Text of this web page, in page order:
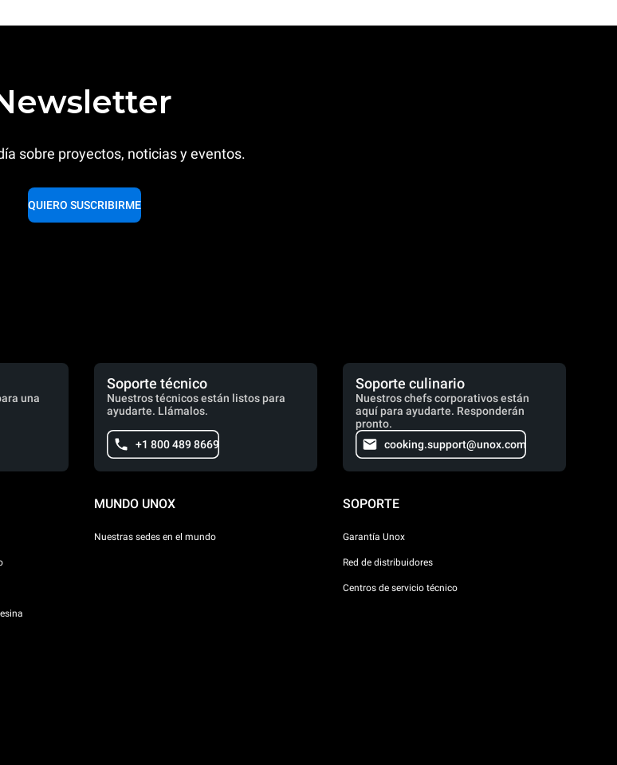
sobre proyectos, noticias y eventos.
QUIERO SUSCRIBIRME
una
Soporte técnico
Nuestros técnicos están listos para
ayudarte. Llámalos.
+1 800 489 8669
Soporte culinario
Nuestros chefs corporativos están
aquí para ayudarte. Responderán
pronto.
cooking.support@unox.com
MUNDO UNOX
Nuestras sedes en el mundo
SOPORTE
Garantía Unox
Red de distribuidores
Centros de servicio técnico